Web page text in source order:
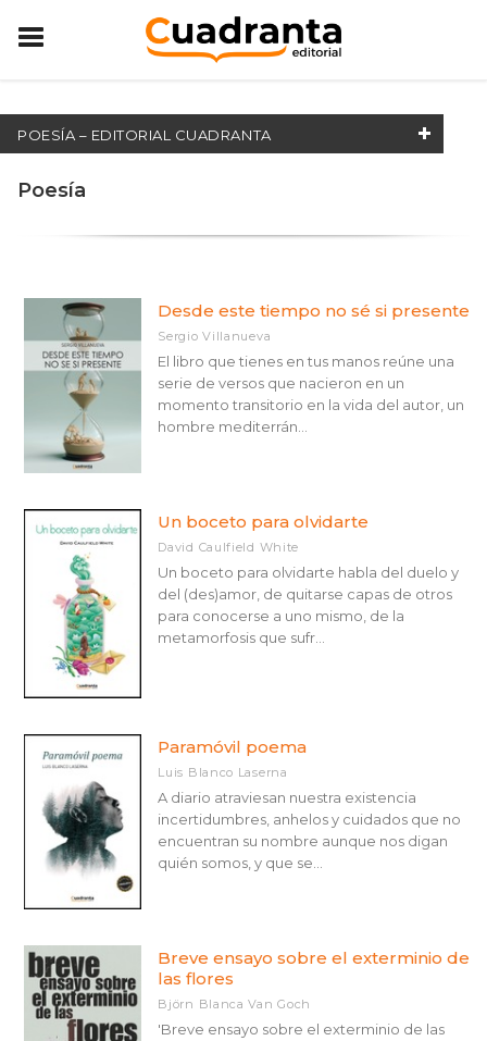
POESÍA – EDITORIAL CUADRANTA
LES NOSTRES COL·LECCIONS
Narrativa
Poesía
Narrativa
Cuentos clásicos de terror y fantasmas
Biografía: deporte
Ficción infantil/juvenil: relatos de acción y aventuras
Aventura de ficción
<Genérica>
Fantasía épica/fantasía heroica
Ficción sobre la vida familiar
Historias reales: general
Veure-les totes... (11)
Poesía
Desde este tiempo no sé si presente
Sergio Villanueva
El libro que tienes en tus manos reúne una
serie de versos que nacieron en un
momento transitorio en la vida del autor, un
hombre mediterrán...
Un boceto para olvidarte
David Caulfield White
Un boceto para olvidarte habla del duelo y
del (des)amor, de quitarse capas de otros
para conocerse a uno mismo, de la
metamorfosis que sufr...
Paramóvil poema
Luis Blanco Laserna
A diario atraviesan nuestra existencia
incertidumbres, anhelos y cuidados que no
encuentran su nombre aunque nos digan
quién somos, y que se...
Breve ensayo sobre el exterminio de
las flores
Björn Blanca Van Goch
'Breve ensayo sobre el exterminio de las